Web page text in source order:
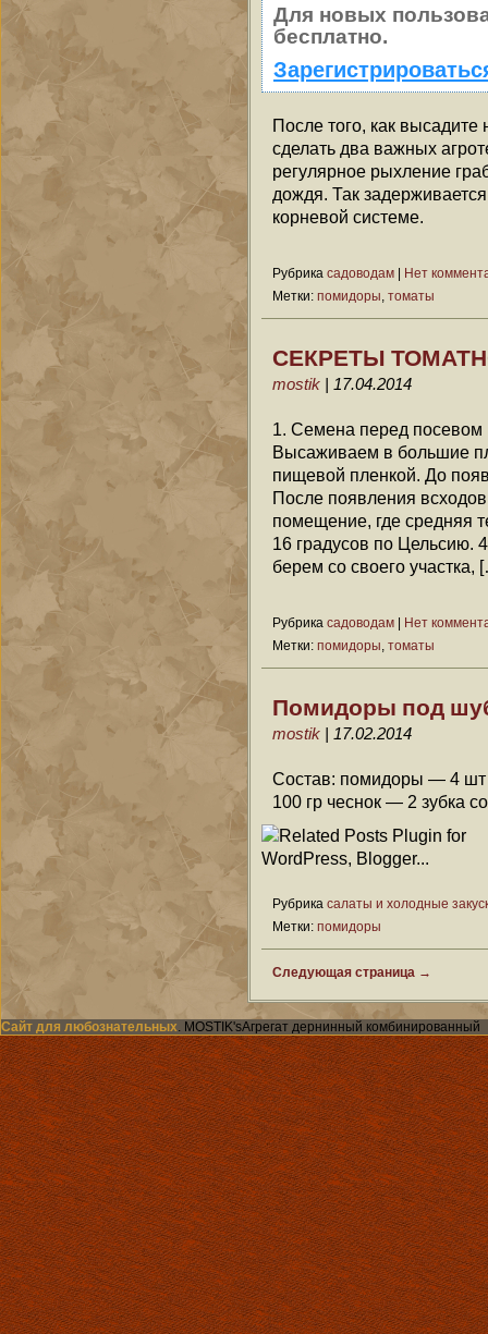
Для новых
бесплатно.
После того, как высадите
сделать два важных
регулярное рыхление
дождя. Так
корневой системе.
Рубрика садоводам
Нет
Метки: помидоры томаты
СЕКРЕТЫ
mostik | 17.04.2014
1. Семена перед посевом
Высаживаем в большие
пищевой пленкой. До
После появления
помещение, где средняя
16 градусов по Цельсию.
берем со своего участка,
Рубрика садоводам
Нет
Метки: помидоры томаты
Помидоры под
mostik | 17.02.2014
Состав: помидоры — 4
100 гр чеснок — 2 зубка
Рубрика салаты и холодные
Метки: помидоры
Следующая страница →
Сайт для любознательных. MOSTIK'sАгрегат дернинный комбинированный